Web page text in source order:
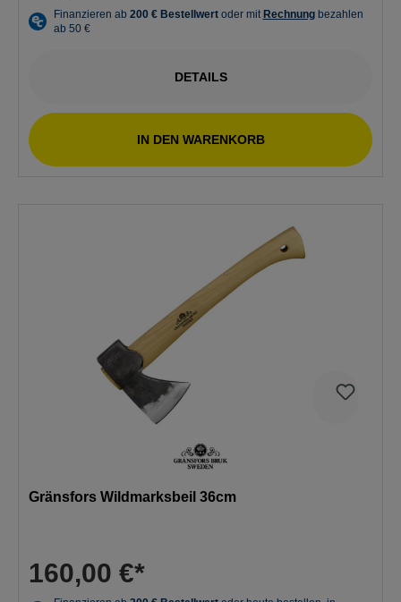
DETAILS
IN DEN WARENKORB
Gränsfors Wildmarksbeil 36cm
160,00 €*